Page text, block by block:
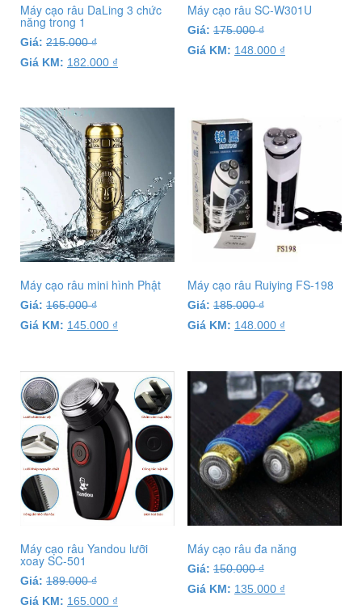
Máy cạo râu DaLing 3 chức
năng trong 1
Giá: 215.000₫
Giá KM: 182.000 ₫
Máy cạo râu SC-W301U
Giá: 175.000₫
Giá KM: 148.000 ₫
Máy cạo râu mini hình Phật
Giá: 165.000₫
Giá KM: 145.000 ₫
Máy cạo râu Ruiying FS-198
Giá: 185.000₫
Giá KM: 148.000 ₫
Máy cạo râu Yandou lưỡi
xoay SC-501
Giá: 189.000₫
Giá KM: 165.000 ₫
Máy cạo râu đa năng
Giá: 150.000₫
Giá KM: 135.000 ₫